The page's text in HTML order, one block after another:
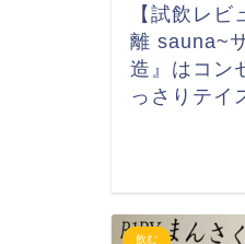
【試飲レ
離 sauna~
造』はコン
っさりテイ
飲む